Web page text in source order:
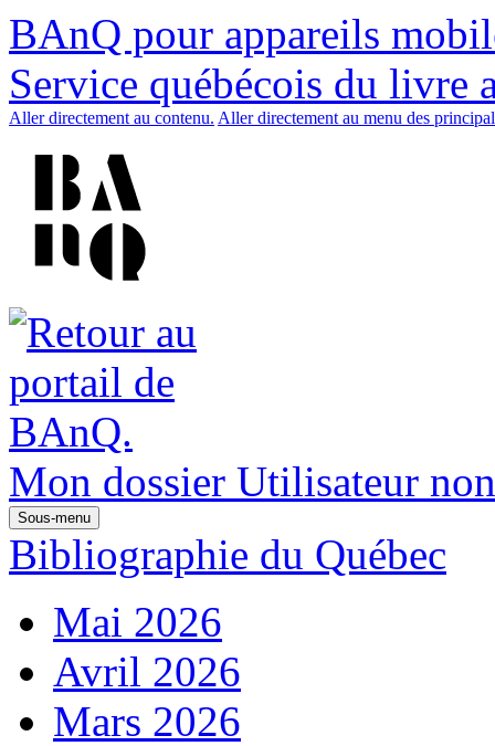
BAnQ pour appareils
Service québécois du livre
Aller directement au contenu. Aller directement au menu des
Mon dossier Utilisateur
Sous-menu
Bibliographie du Québec
Mai 2026
Avril 2026
Mars 2026